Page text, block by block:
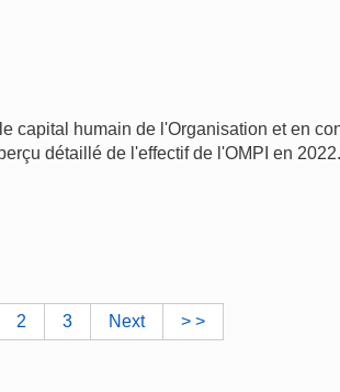
capital humain de l'Organisation et en
détaillé de l'effectif de l'OMPI en 2022.
2 3 Next > >